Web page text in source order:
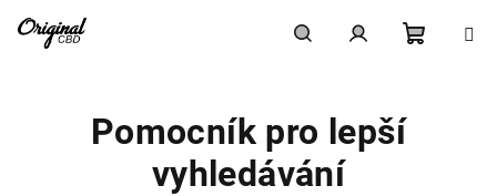
Pomocník pro lepší
vyhledávání